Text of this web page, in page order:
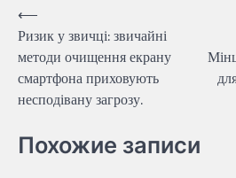
Навігація
записів
⟵
Ризик у звичці: звичайні
методи очищення екрану
смартфона приховують
несподівану загрозу.
Похожие записи